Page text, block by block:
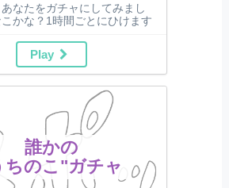
なたをガチャにしてみまし
かな？1時間ごとにひけます
Play
誰かの
ちのこ"ガチャ